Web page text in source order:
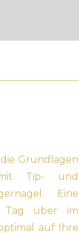
Grundlagen
Tip- und
Eine
Tag über im
auf Ihre